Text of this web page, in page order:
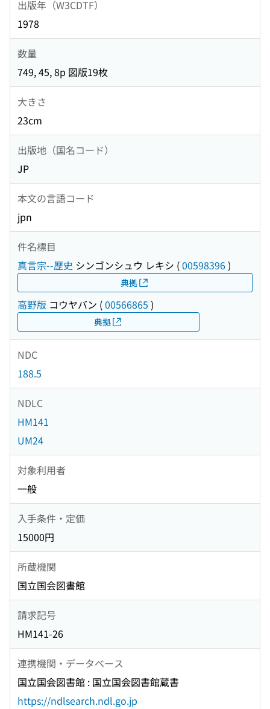
出版年（W3CDTF）
1978
数量
749, 45, 8p 図版19枚
大きさ
23cm
出版地（国名コード）
JP
本文の言語コード
jpn
件名標目
真言宗--歴史 シンゴンシュウ レキシ (00598396)
典拠
高野版 コウヤバン (00566865 )
典拠
NDC
188.5
NDLC
HM141
UM24
対象利用者
一般
入手条件・定価
15000円
所蔵機関
国立国会図書館
請求記号
HM141-26
連携機関・データベース
国立国会図書館 : 国立国会図書館蔵書
https://ndlsearch.ndl.go.jp